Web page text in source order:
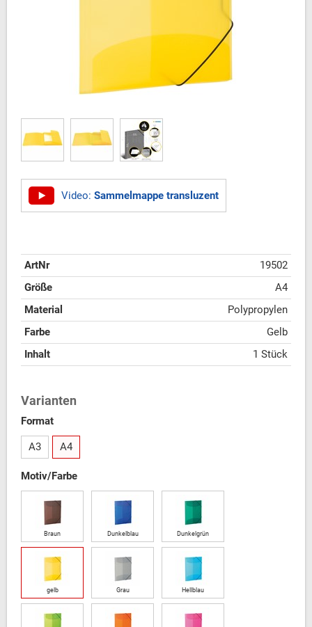
Video: Sammelmappe transluzent
ArtNr
19502
Größe
A4
Material
Polypropylen
Farbe
Gelb
Inhalt
1 Stück
Varianten
Format
A3 A4
Motiv/Farbe
Braun Dunkelblau Dunkelgrün
gelb Grau Hellblau